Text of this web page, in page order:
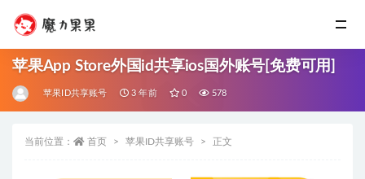
苹果App Store外国id共享ios国外账号[免费可用]
苹果ID共享账号 3 年前 0 578
当前位置： 首页 苹果ID共享账号 正文